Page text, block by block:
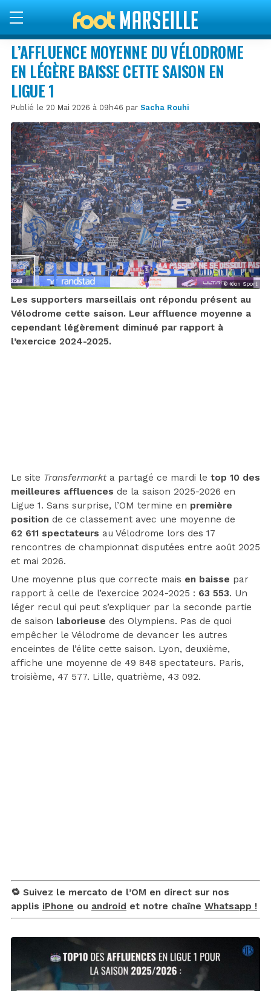
L’AFFLUENCE MOYENNE DU VÉLODROME
EN LÉGÈRE BAISSE CETTE SAISON EN
LIGUE 1
Publié le 20 Mai 2026 à 09h46 par Sacha Rouhi
© Icon Sport
Les supporters marseillais ont répondu présent au
Vélodrome cette saison. Leur affluence moyenne a
cependant légèrement diminué par rapport à
l’exercice 2024-2025.
Le site Transfermarkta partagé ce mardi le top 10 des
meilleures affluences de la saison 2025-2026 en
Ligue 1. Sans surprise, l’OM termine en première
position de ce classement avec une moyenne de
62 611 spectateurs au Vélodrome lors des 17
rencontres de championnat disputées entre août 2025
et mai 2026.
Une moyenne plus que correcte mais en baisse par
rapport à celle de l’exercice 2024-2025 : 63 553. Un
léger recul qui peut s’expliquer par la seconde partie
de saison laborieuse des Olympiens. Pas de quoi
empêcher le Vélodrome de devancer les autres
enceintes de l’élite cette saison. Lyon, deuxième,
affiche une moyenne de 49 848 spectateurs. Paris,
troisième, 47 577. Lille, quatrième, 43 092.
🔁 Suivez le mercato de l’OM en direct sur nos
applis iPhone ou android et notre chaîne Whatsapp !